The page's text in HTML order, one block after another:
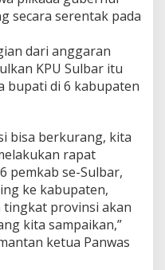
secara serentak pada
dari anggaran
KPU Sulbar itu
bupati di 6 kabupaten
bisa berkurang, kita
rapat
pemkab se-Sulbar,
ke kabupaten,
tingkat provinsi akan
kita sampaikan,”
ketua Panwas